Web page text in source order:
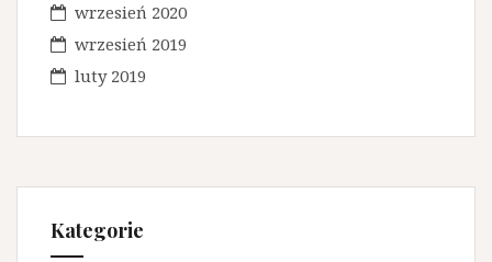
wrzesień 2020
wrzesień 2019
luty 2019
Kategorie